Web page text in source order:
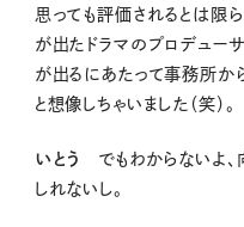
思っても評価されるとは限
が出たドラマのプロデュー
が出るにあたって事務所
と想像しちゃいました（笑）。
いとう
でもわからないよ、
しれないし。